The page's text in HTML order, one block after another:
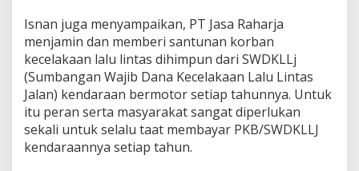
Isnan juga menyampaikan, PT Jasa Raharja
menjamin dan memberi santunan korban
kecelakaan lalu lintas dihimpun dari SWDKLLj
(Sumbangan Wajib Dana Kecelakaan Lalu Lintas
Jalan) kendaraan bermotor setiap tahunnya. Untuk
itu peran serta masyarakat sangat diperlukan
sekali untuk selalu taat membayar PKB/SWDKLLJ
kendaraannya setiap tahun.